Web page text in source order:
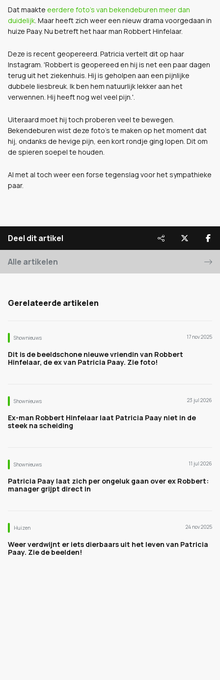
Dat maakte eerdere foto's van bekendeburen meer dan
duidelijk. Maar heeft zich weer een nieuw drama voorgedaan in
huize Paay. Nu betreft het haar man Robbert Hinfelaar.
Deze is recent geopereerd. Patricia vertelt dit op haar
Instagram. 'Robbert is geopereed en hij is net een paar dagen
terug uit het ziekenhuis. Hij is geholpen aan een pijnlijke
dubbele liesbreuk. Ik ben hem natuurlijk lekker aan het
verwennen. Hij heeft nog wel veel pijn.'.
Uiteraard moet hij toch proberen veel te bewegen.
Bekendeburen wist deze foto's te maken op het moment dat
hij, ondanks de hevige pijn, een kort rondje ging lopen. Dit om
de spieren soepel te houden.
Al met al toch weer een forse tegenslag voor het sympathieke
paar.
Deel dit artikel
Alle artikelen
Gerelateerde artikelen
Shownieuws 17 nov 2025
Dit is de beeldschone nieuwe vriendin van Robbert
Hinfelaar, de ex van Patricia Paay. Zie foto!
Shownieuws 23 jul 2026
Ex-man Robbert Hinfelaar laat Patricia Paay niet in de
steek na scheiding
Shownieuws 11 jul 2026
Patricia Paay laat zich per ongeluk gaan over ex Robbert:
manager grijpt direct in
Huizen 24 nov 2025
Weer verdwijnt er iets dierbaars uit het leven van Patricia
Paay. Zie de beelden!